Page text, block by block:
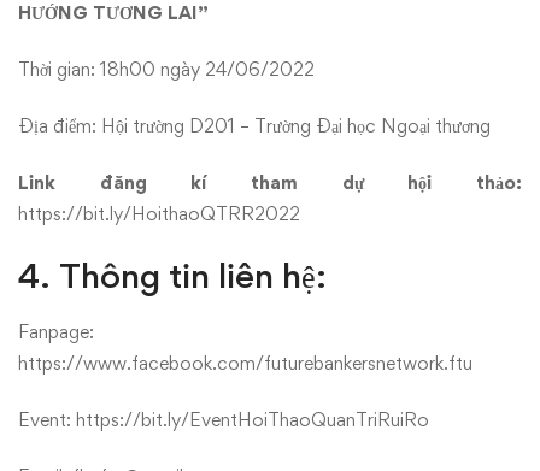
HƯỚNG TƯƠNG LAI”
Thời gian: 18h00 ngày 24/06/2022
Địa điểm: Hội trường D201 – Trường Đại học Ngoại thương
Link đăng kí tham dự hội thảo:
https://bit.ly/HoithaoQTRR2022
4. Thông tin liên hệ:
Fanpage:
https://www.facebook.com/futurebankersnetwork.ftu
Event: https://bit.ly/EventHoiThaoQuanTriRuiRo